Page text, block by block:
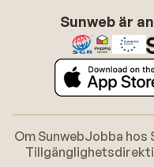
Sunweb är
Om SunwebJobba hos